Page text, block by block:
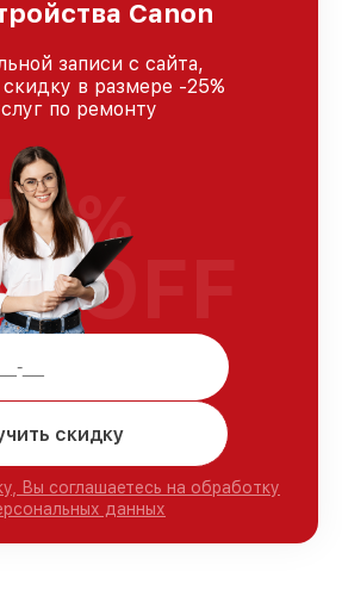
Canon
записи с сайта,
в размере -25%
по ремонту
скидку
Вы соглашаетесь на обработку
данных
%
OFF